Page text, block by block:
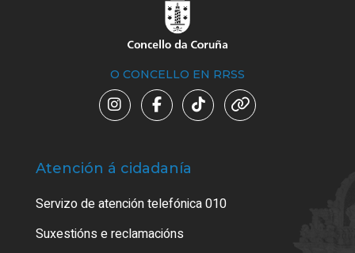
O CONCELLO EN RRSS
Atención á cidadanía
Servizo de atención telefónica 010
Suxestións e reclamacións